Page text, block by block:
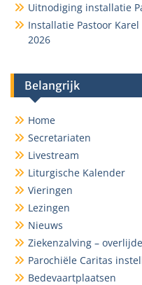
Uitnodiging installatie
Installatie Pastoor
2026
Belangrijk
Home
Secretariaten
Livestream
Liturgische Kalender
Vieringen
Lezingen
Nieuws
Ziekenzalving –
Parochiële Caritas
Bedevaartplaatsen